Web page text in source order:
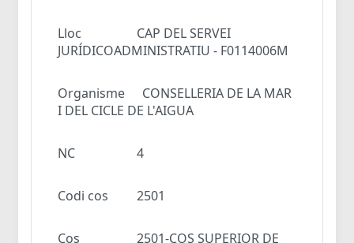
Lloc
CAP DEL SERVEI
JURÍDICOADMINISTRATIU - F0114006M
Organisme
CONSELLERIA DE LA MAR
I DEL CICLE DE L'AIGUA
NC 4
Codi cos 2501
Cos
2501-COS SUPERIOR DE